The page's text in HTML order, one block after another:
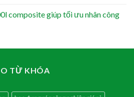
composite giúp tối ưu nhân công
TỪ KHÓA